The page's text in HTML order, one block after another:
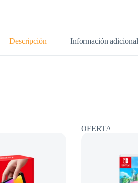
Descripción Información adicional
OFERTA